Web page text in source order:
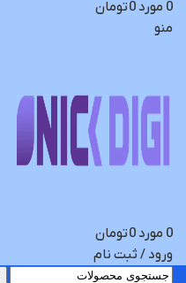
0 مورد 0تومان
منو
0 مورد 0تومان
ورود / ثبت نام